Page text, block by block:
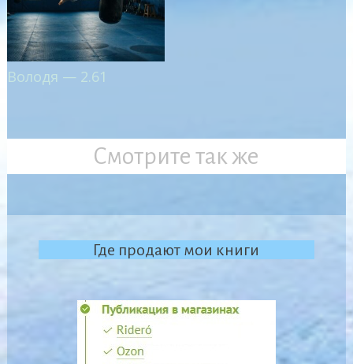
Володя — 2.61
Смотрите так же
Где продают мои книги